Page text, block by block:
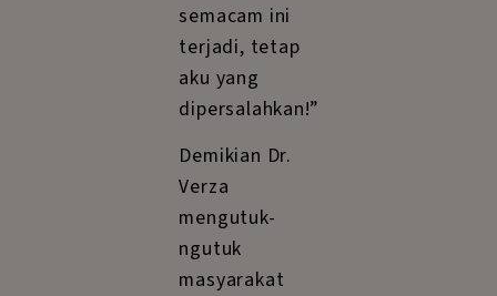
semacam ini
terjadi, tetap
aku yang
dipersalahkan!”
Demikian Dr.
Verza
mengutuk-
ngutuk
masyarakat